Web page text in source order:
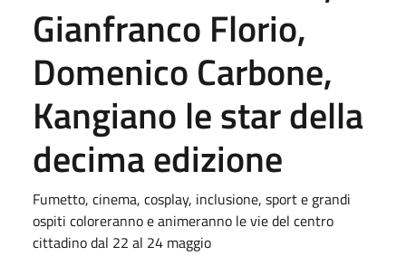
Gianfranco Florio,
Domenico Carbone,
Kangiano le star della
decima edizione
Fumetto, cinema, cosplay, inclusione, sport e grandi
ospiti coloreranno e animeranno le vie del centro
cittadino dal 22 al 24 maggio